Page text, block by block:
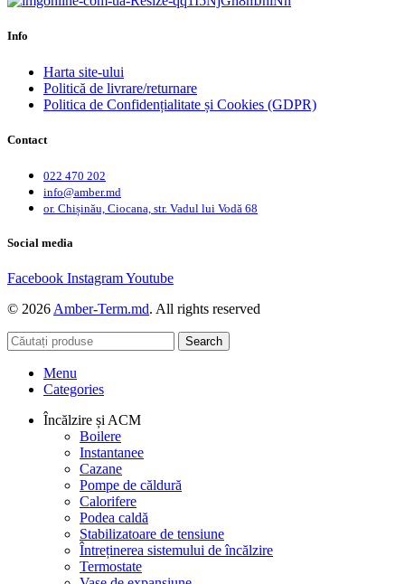
Info
Harta site-ului
Politică de livrare/returnare
Politica de Confidențialitate și Cookies (GDPR)
Contact
022 470 202
info@amber.md
or. Chișinău, Ciocana, str. Vadul lui Vodă 68
Social media
Facebook InstagramYoutube
© 2026 Amber-Term.md. All rights reserved
Search
Menu
Categories
Încălzire și ACM
Boilere
Instantanee
Cazane
Pompe de căldură
Calorifere
Podea caldă
Stabilizatoare de tensiune
Întreținerea sistemului de încălzire
Termostate